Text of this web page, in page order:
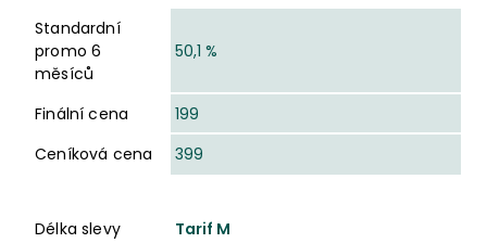
Standardní
promo 6
měsíců
50,1 %
Finální cena
199
Ceníková cena
399
Délka slevy
Tarif M